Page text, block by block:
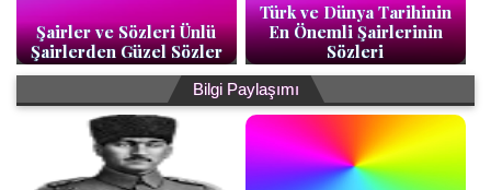
Şairler ve Sözleri Ünlü
Şairlerden Güzel Sözler
Türk ve Dünya Tarihinin
En Önemli Şairlerinin
Sözleri
Bilgi Paylaşımı